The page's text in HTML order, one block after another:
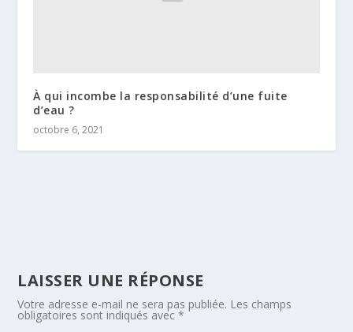
À qui incombe la responsabilité d’une fuite
d’eau ?
octobre 6, 2021
LAISSER UNE RÉPONSE
Votre adresse e-mail ne sera pas publiée. Les champs
obligatoires sont indiqués avec*